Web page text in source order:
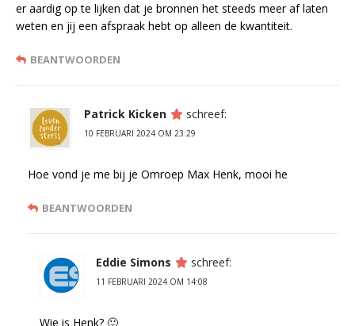
er aardig op te lijken dat je bronnen het steeds meer af laten
weten en jij een afspraak hebt op alleen de kwantiteit.
BEANTWOORDEN
Patrick Kicken schreef:
10 FEBRUARI 2024 OM 23:29
Hoe vond je me bij je Omroep Max Henk, mooi he
BEANTWOORDEN
Eddie Simons schreef:
11 FEBRUARI 2024 OM 14:08
Wie is Henk? 🙂